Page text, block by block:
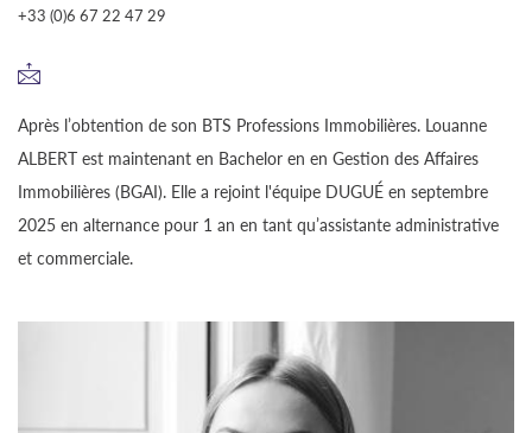
+33 (0)6 67 22 47 29
Après l’obtention de son BTS Professions Immobilières. Louanne
ALBERT est maintenant en Bachelor en en Gestion des Affaires
Immobilières (BGAI). Elle a rejoint l'équipe DUGUÉ en septembre
2025 en alternance pour 1 an en tant qu’assistante administrative
et commerciale.